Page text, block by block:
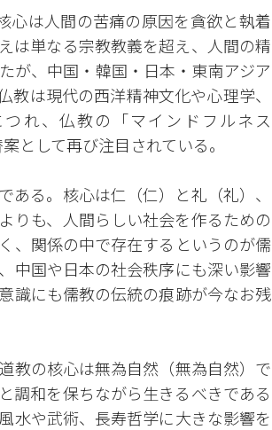
心は人間の苦痛の原因を貪欲と執着
は単なる宗教教義を超え、人間の精
が、中国・韓国・日本・東南アジア
は現代の西洋精神文化や心理学、
れ、仏教の「マインドフルネス
として再び注目されている。
る。核心は仁（仁）と礼（礼）、
りも、人間らしい社会を作るための
、関係の中で存在するというのが儒
中国や日本の社会秩序にも深い影響
識にも儒教の伝統の痕跡が今なお残
教の核心は無為自然（無為自然）で
調和を保ちながら生きるべきである
水や武術、長寿哲学に大きな影響を